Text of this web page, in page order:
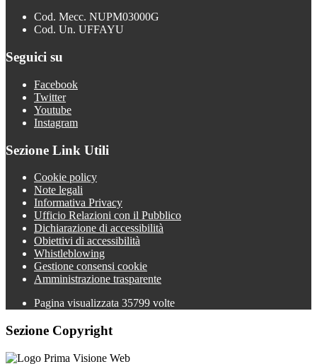
Cod. Mecc. NUPM03000G
Cod. Un. UFFAYU
Seguici su
Facebook
Twitter
Youtube
Instagram
Sezione Link Utili
Cookie policy
Note legali
Informativa Privacy
Ufficio Relazioni con il Pubblico
Dichiarazione di accessibilità
Obiettivi di accessibilità
Whistleblowing
Gestione consensi cookie
Amministrazione trasparente
Pagina visualizzata 35799 volte
Sezione Copyright